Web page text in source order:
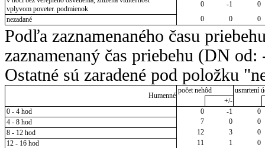
vplyvom poveter. podmienok
0 -1
0
nezadané
0 0 0
Podľa zaznamenaného času
zaznamenaný čas priebehu (DN
Ostatné sú zaradené pod položku
Humenné
počet nehôd
usmrtení
+/-
0 - 4 hod
0 -1
0
4 - 8 hod
7 0
0
8 - 12 hod
12 3
0
12 - 16 hod
11 1
0